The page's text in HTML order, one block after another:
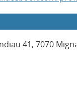
41, 7070